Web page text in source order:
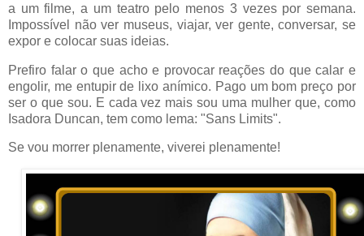
a um filme, a um teatro pelo menos 3 vezes por semana.
Impossível não ver museus, viajar, ver gente, conversar, se
expor e colocar suas ideias.
Prefiro falar o que acho e provocar reações do que calar e
engolir, me entupir de lixo anímico. Pago um bom preço por
ser o que sou. E cada vez mais sou uma mulher que, como
Isadora Duncan, tem como lema: "Sans Limits".
Se vou morrer plenamente, viverei plenamente!